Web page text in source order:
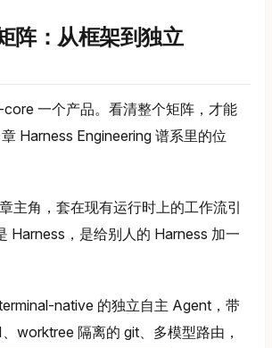
阵：从框架到独立
一个产品。看清整个矩阵，才能
Harness Engineering 谱系里的位
主角，套在现有运行时上的工作流引
Harness，是给别人的 Harness 加一
native 的独立自主 Agent，带
worktree 隔离的 git、多模型路由，